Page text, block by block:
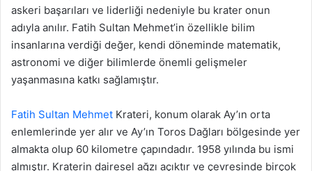
askeri başarıları ve liderliği nedeniyle bu krater onun
adıyla anılır. Fatih Sultan Mehmet’in özellikle bilim
insanlarına verdiği değer, kendi döneminde matematik,
astronomi ve diğer bilimlerde önemli gelişmeler
yaşanmasına katkı sağlamıştır.
Fatih Sultan Mehmet Krateri, konum olarak Ay’ın orta
enlemlerinde yer alır ve Ay’ın Toros Dağları bölgesinde yer
almakta olup 60 kilometre çapındadır. 1958 yılında bu ismi
almıştır. Kraterin dairesel ağzı açıktır ve çevresinde birçok